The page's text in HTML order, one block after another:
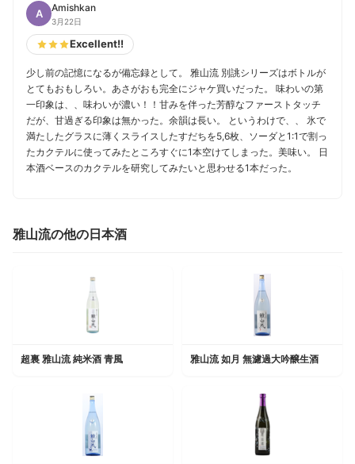
A Amishkan
3月22日
Excellent!!
少し前の記憶になるが備忘録として。 雅山流 別誂シリーズはボトルが
とてもおもしろい。あさがおも完全にジャケ買いだった。 味わいの第
一印象は、、味わいが濃い！！甘みを伴った芳醇なファーストタッチ
だが、甘過ぎる印象は無かった。余韻は長い。 というわけで、、 氷で
満たしたグラスに薄くスライスしたすだちを5,6枚、ソーダと1:1で割っ
たカクテルに使ってみたところすぐに1本空けてしまった。美味い。 日
本酒ベースのカクテルを研究してみたいと思わせる1本だった。
雅山流の他の日本酒
超裏 雅山流 純米酒 青風 雅山流 如月 無濾過大吟醸生酒